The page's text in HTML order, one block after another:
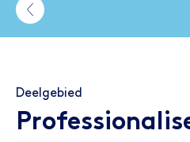
Deelgebied